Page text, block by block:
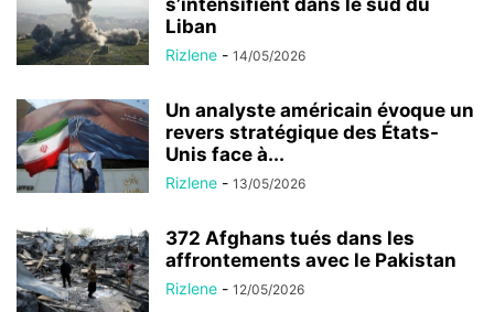
Liban
Rizlene - 14/05/2026
Un analyste américain évoque un
revers stratégique des États-
Unis face à...
Rizlene - 13/05/2026
372 Afghans tués dans les
affrontements avec le Pakistan
Rizlene - 12/05/2026